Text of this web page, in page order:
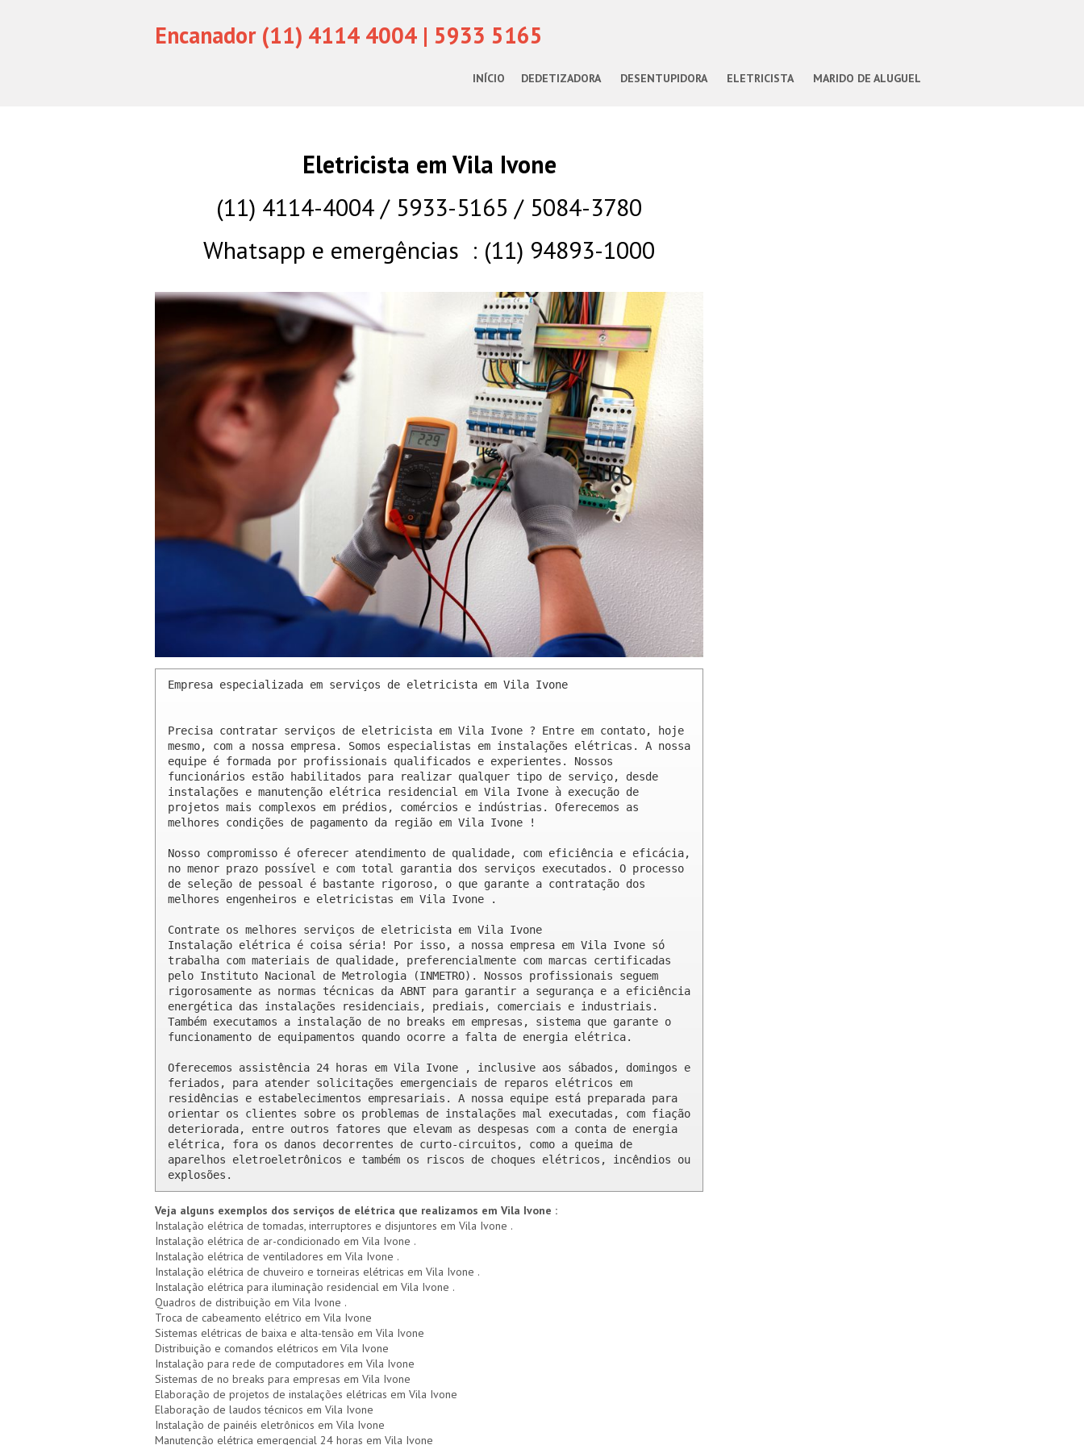
Encanador (11) 4114 4004 | 5933 5165
INÍCIO DEDETIZADORA DESENTUPIDORA ELETRICISTA MARIDO DE ALUGUEL
Eletricista em Vila Ivone
(11) 4114-4004 / 5933-5165 / 5084-3780
Whatsapp e emergências : (11) 94893-1000
Empresa especializada em serviços de eletricista em Vila Ivone
Precisa contratar serviços de eletricista em Vila Ivone ? Entre em contato, hoje
mesmo, com a nossa empresa. Somos especialistas em instalações elétricas. A nossa
equipe é formada por profissionais qualificados e experientes. Nossos
funcionários estão habilitados para realizar qualquer tipo de serviço, desde
instalações e manutenção elétrica residencial em Vila Ivone à execução de
projetos mais complexos em prédios, comércios e indústrias. Oferecemos as
melhores condições de pagamento da região em Vila Ivone !
Nosso compromisso é oferecer atendimento de qualidade, com eficiência e eficácia,
no menor prazo possível e com total garantia dos serviços executados. O processo
de seleção de pessoal é bastante rigoroso, o que garante a contratação dos
melhores engenheiros e eletricistas em Vila Ivone .
Contrate os melhores serviços de eletricista em Vila Ivone
Instalação elétrica é coisa séria! Por isso, a nossa empresa em Vila Ivone só
trabalha com materiais de qualidade, preferencialmente com marcas certificadas
pelo Instituto Nacional de Metrologia (INMETRO). Nossos profissionais seguem
rigorosamente as normas técnicas da ABNT para garantir a segurança e a eficiência
energética das instalações residenciais, prediais, comerciais e industriais.
Também executamos a instalação de no breaks em empresas, sistema que garante o
funcionamento de equipamentos quando ocorre a falta de energia elétrica.
Oferecemos assistência 24 horas em Vila Ivone , inclusive aos sábados, domingos e
feriados, para atender solicitações emergenciais de reparos elétricos em
residências e estabelecimentos empresariais. A nossa equipe está preparada para
orientar os clientes sobre os problemas de instalações mal executadas, com fiação
deteriorada, entre outros fatores que elevam as despesas com a conta de energia
elétrica, fora os danos decorrentes de curto-circuitos, como a queima de
aparelhos eletroeletrônicos e também os riscos de choques elétricos, incêndios ou
explosões.
Veja alguns exemplos dos serviços de elétrica que realizamos em Vila Ivone :
Instalação elétrica de tomadas, interruptores e disjuntores em Vila Ivone .
Instalação elétrica de ar-condicionado em Vila Ivone .
Instalação elétrica de ventiladores em Vila Ivone .
Instalação elétrica de chuveiro e torneiras elétricas em Vila Ivone .
Instalação elétrica para iluminação residencial em Vila Ivone .
Quadros de distribuição em Vila Ivone .
Troca de cabeamento elétrico em Vila Ivone
Sistemas elétricas de baixa e alta-tensão em Vila Ivone
Distribuição e comandos elétricos em Vila Ivone
Instalação para rede de computadores em Vila Ivone
Sistemas de no breaks para empresas em Vila Ivone
Elaboração de projetos de instalações elétricas em Vila Ivone
Elaboração de laudos técnicos em Vila Ivone
Instalação de painéis eletrônicos em Vila Ivone
Manutenção elétrica emergencial 24 horas em Vila Ivone